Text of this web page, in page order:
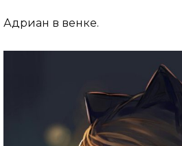
Адриан в венке.